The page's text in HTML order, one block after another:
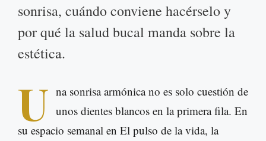
sonrisa, cuándo conviene hacérselo y
por qué la salud bucal manda sobre la
estética.
U na sonrisa armónica no es solo cuestión de
unos dientes blancos en la primera fila. En
su espacio semanal en El pulso de la vida, la